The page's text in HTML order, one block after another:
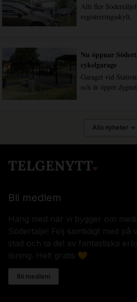
Allt fler
registreringsskylt.
Nu öppnar
cykelgarage
Garaget vid
och är öppet
Alla nyheter →
Bli medlem
Häng med när vi bygger om
Södertälje! Följ samtidigt med på
stad och ta del av fantastiska
löning. Helt gratis 🧡
Bli medlem